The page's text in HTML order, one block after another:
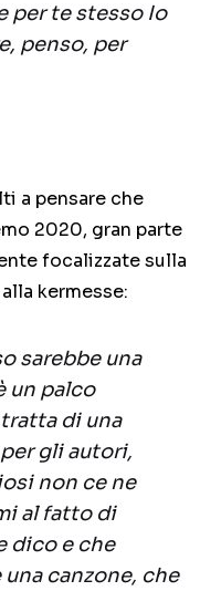
per te stesso Io
penso, per
a pensare che
2020, gran parte
focalizzate sulla
kermesse:
sarebbe una
un palco
di una
gli autori,
non ce ne
al fatto di
dico e che
canzone, che